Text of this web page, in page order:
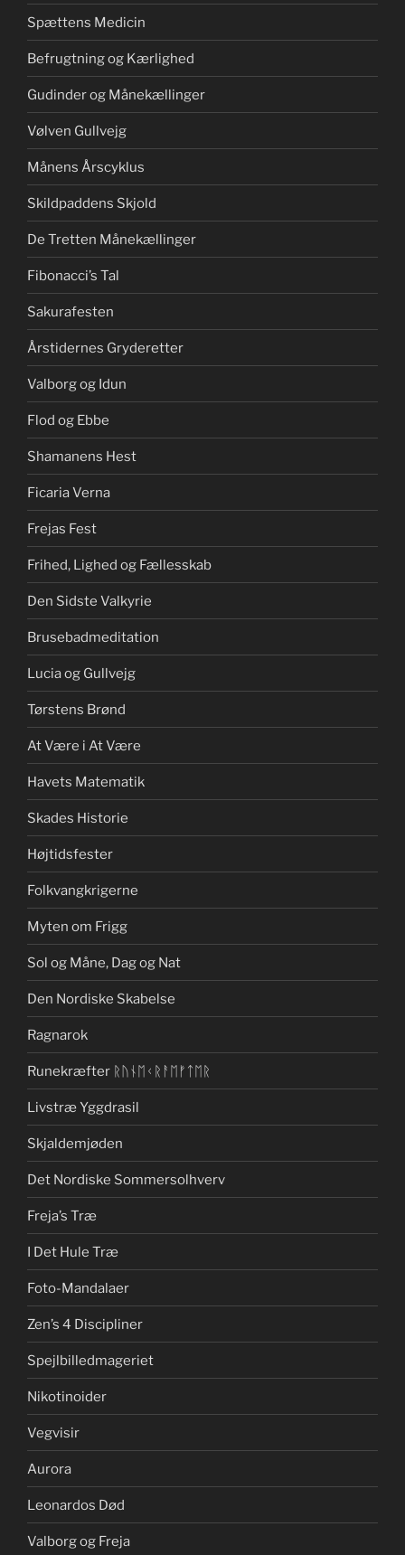
Spættens Medicin
Befrugtning og Kærlighed
Gudinder og Månekællinger
Vølven Gullvejg
Månens Årscyklus
Skildpaddens Skjold
De Tretten Månekællinger
Fibonacci’s Tal
Sakurafesten
Årstidernes Gryderetter
Valborg og Idun
Flod og Ebbe
Shamanens Hest
Ficaria Verna
Frejas Fest
Frihed, Lighed og Fællesskab
Den Sidste Valkyrie
Brusebadmeditation
Lucia og Gullvejg
Tørstens Brønd
At Være i At Være
Havets Matematik
Skades Historie
Højtidsfester
Folkvangkrigerne
Myten om Frigg
Sol og Måne, Dag og Nat
Den Nordiske Skabelse
Ragnarok
Runekræfter ᚱᚢᚾᛖᚲᚱᚨᛖᚠᛏᛖᚱ
Livstræ Yggdrasil
Skjaldemjøden
Det Nordiske Sommersolhverv
Freja’s Træ
I Det Hule Træ
Foto-Mandalaer
Zen’s 4 Discipliner
Spejlbilledmageriet
Nikotinoider
Vegvisir
Aurora
Leonardos Død
Valborg og Freja